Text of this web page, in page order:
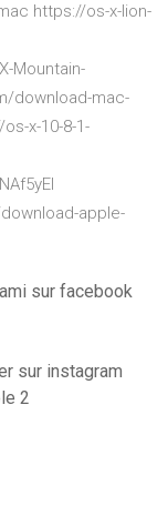
https://os-x-lion-
Mountain-
download-mac-
x-10-8-1-
apple-
sur facebook
sur instagram
2